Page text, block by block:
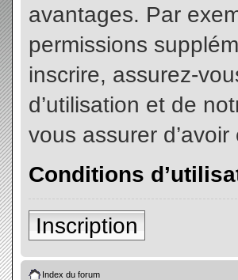
avantages. Par
permissions
inscrire, assurez-
d’utilisation et de
vous assurer
Conditions
Inscription
Index du forum